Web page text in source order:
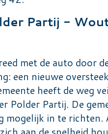
Partij -
met de auto door
een nieuwe
heeft de weg
Polder Partij. De
mogelijk in te richten.